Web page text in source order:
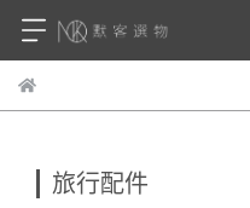
旅行配件